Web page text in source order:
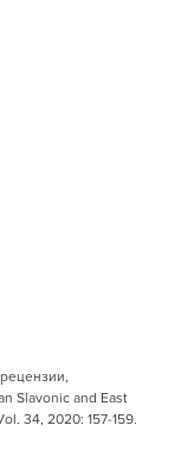
Slavonic and East
34, 2020: 157-159.